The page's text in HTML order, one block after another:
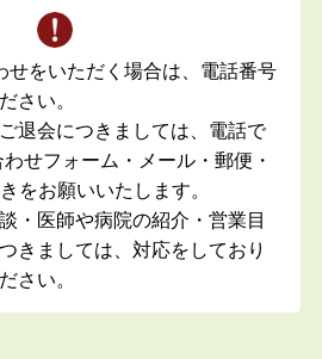
せをいただく場合は、電話番号
さい。
退会につきましては、電話で
せフォーム・メール・郵便・
をお願いいたします。
・医師や病院の紹介・営業目
きましては、対応をしており
さい。